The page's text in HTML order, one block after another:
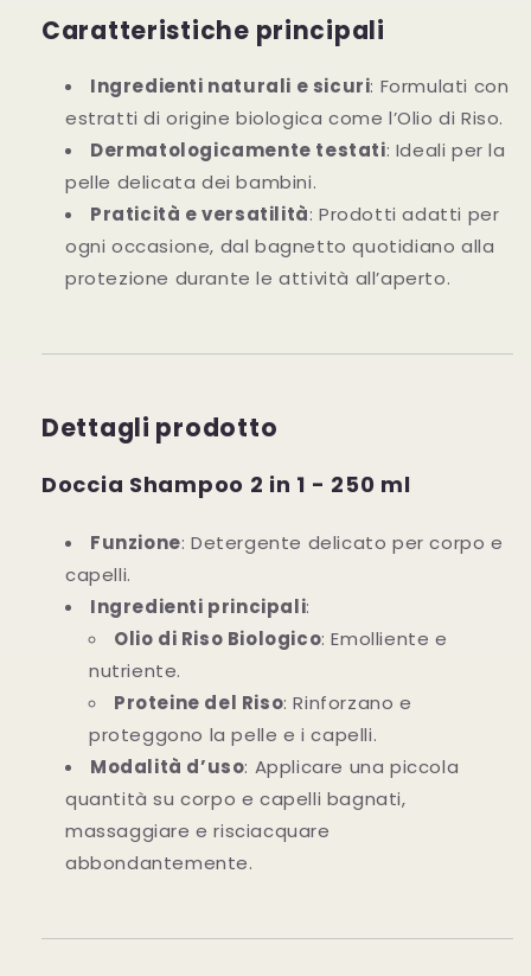
Caratteristiche principali
Ingredienti naturali e sicuri: Formulati con
estratti di origine biologica come l’Olio di Riso.
Dermatologicamente testati: Ideali per la
pelle delicata dei bambini.
Praticità e versatilità: Prodotti adatti per
ogni occasione, dal bagnetto quotidiano alla
protezione durante le attività all’aperto.
Dettagli prodotto
Doccia Shampoo 2 in 1 - 250 ml
Funzione: Detergente delicato per corpo e
capelli.
Ingredienti principali:
Olio di Riso Biologico: Emolliente e
nutriente.
Proteine del Riso: Rinforzano e
proteggono la pelle e i capelli.
Modalità d’uso: Applicare una piccola
quantità su corpo e capelli bagnati,
massaggiare e risciacquare
abbondantemente.